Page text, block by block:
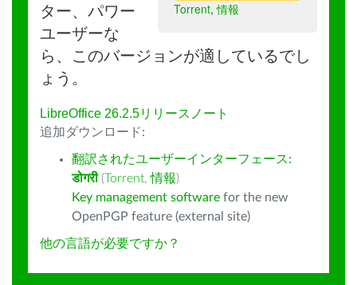
Torrent,情報
ター、パワー
ユーザーな
ら、このバージョンが適しているでし
ょう。
LibreOffice 26.2.5リリースノート
追加ダウンロード:
翻訳されたユーザーインターフェース:
डोगरी (Torrent,情報)
Key management software for the new
OpenPGP feature (external site)
他の言語が必要ですか？